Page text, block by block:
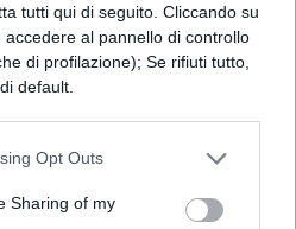
tutti qui di seguito. Cliccando su
al pannello di controllo
di profilazione); Se rifiuti tutto,
default.
Opt Outs
Sharing of my
non troppo lontano
tasso di criminalità
polizia viene affiancato
artificiale. Noi
dell'agente
come partner un